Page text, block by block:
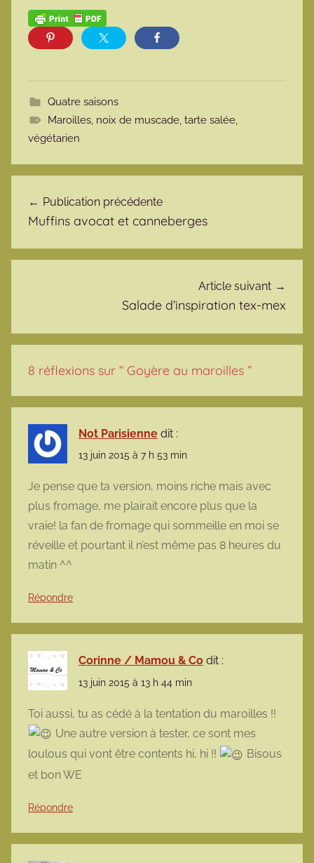
Quatre saisons
Maroilles, noix de muscade, tarte salée,
végétarien
Publication précédente
Muffins avocat et canneberges
Article suivant
Salade d’inspiration tex-mex
8 réflexions sur “ Goyère au maroilles ”
Not Parisienne dit :
13 juin 2015 à 7 h 53 min
Je pense que ta version, moins riche mais avec
plus fromage, me plairait encore plus que la
vraie! la fan de fromage qui sommeille en moi se
réveille et pourtant il n’est même pas 8 heures du
matin ^^
Répondre
Corinne / Mamou & Co dit :
13 juin 2015 à 13 h 44 min
Toi aussi, tu as cédé à la tentation du maroilles !!
Une autre version à tester, ce sont mes
loulous qui vont être contents hi, hi !!
Bisous
et bon WE
Répondre